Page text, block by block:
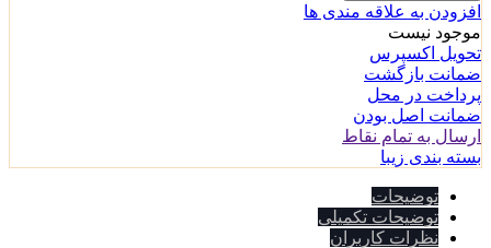
افزودن به علاقه مندی ها
موجود نیست
تحویل اکسپرس
ضمانت بازگشت
پرداخت در محل
ضمانت اصل بودن
ارسال به تمام نقاط
بسته بندی زیبا
توضیحات
توضیحات تکمیلی
نظرات کاربران